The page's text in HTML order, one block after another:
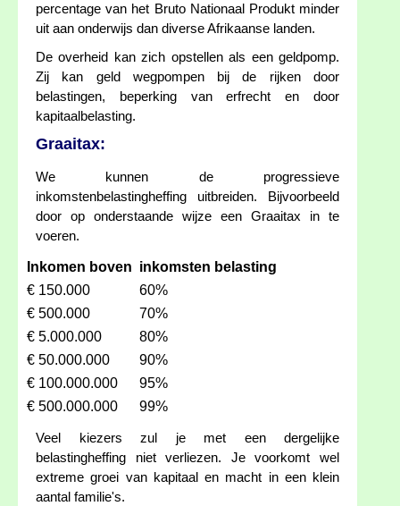
percentage van het Bruto Nationaal Produkt minder
uit aan onderwijs dan diverse Afrikaanse landen.
De overheid kan zich opstellen als een geldpomp.
Zij kan geld wegpompen bij de rijken door
belastingen, beperking van erfrecht en door
kapitaalbelasting.
Graaitax:
We kunnen de progressieve
inkomstenbelastingheffing uitbreiden. Bijvoorbeeld
door op onderstaande wijze een Graaitax in te
voeren.
Inkomen boven inkomsten belasting
€ 150.000
60%
€ 500.000
70%
€ 5.000.000
80%
€ 50.000.000
90%
€ 100.000.000
95%
€ 500.000.000
99%
Veel kiezers zul je met een dergelijke
belastingheffing niet verliezen. Je voorkomt wel
extreme groei van kapitaal en macht in een klein
aantal familie's.